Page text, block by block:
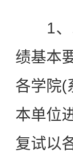
1、以
绩基本
各学院(
本单位
复试以